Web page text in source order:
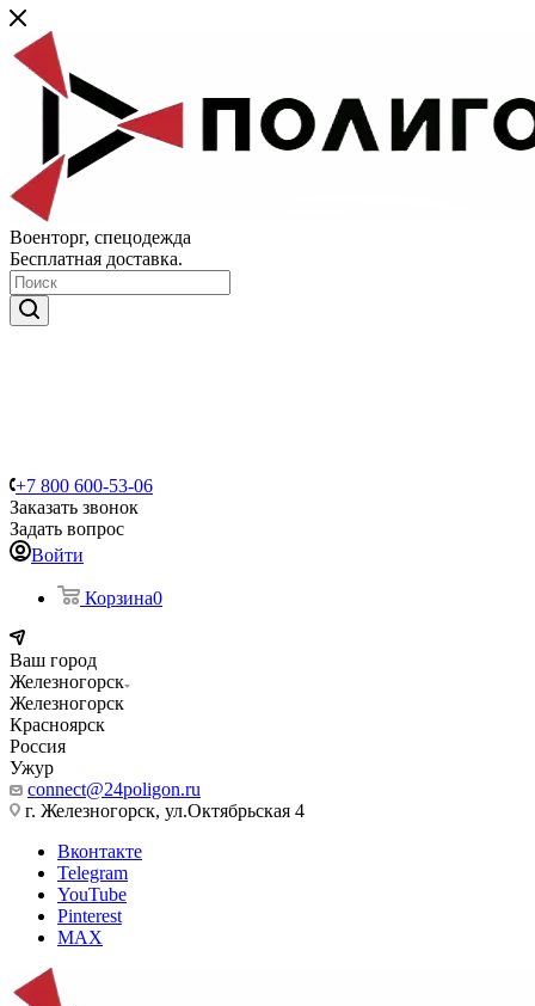
Военторг, спецодежда
Бесплатная доставка.
+7 800 600-53-06
Заказать звонок
Задать вопрос
Войти
Корзина0
Ваш город
Железногорск
Железногорск
Красноярск
Россия
Ужур
connect@24poligon.ru
г. Железногорск, ул.Октябрьская 4
Вконтакте
Telegram
YouTube
Pinterest
MAX